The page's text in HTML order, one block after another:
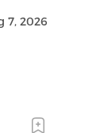
7, 2026